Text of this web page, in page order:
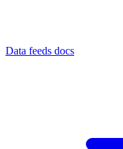
Data feeds docs